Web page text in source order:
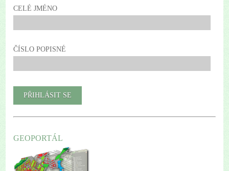
CELÉ JMÉNO
ČÍSLO POPISNÉ
GEOPORTÁL